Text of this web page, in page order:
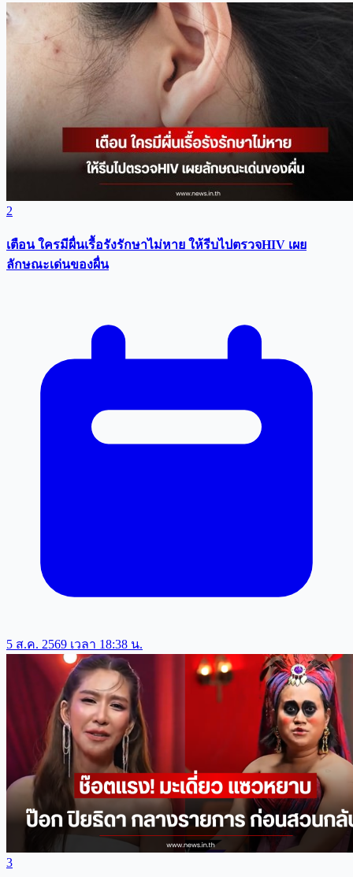
2
เตือน ใครมีผื่นเรื้อรังรักษาไม่หาย ให้รีบไปตรวจHIV เผย
ลักษณะเด่นของผื่น
5 ส.ค. 2569 เวลา 18:38 น.
3